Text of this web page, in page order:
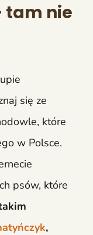
tam nie
się ze
które
w Polsce.
psów, które
,